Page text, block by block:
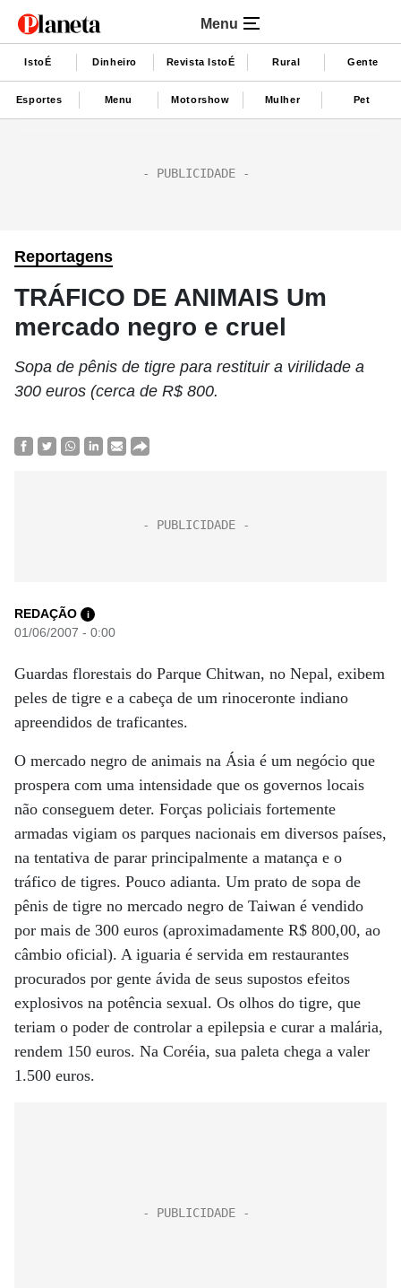
Menu
IstoÉ Dinheiro Revista IstoÉ Rural Gente
Esportes Menu Motorshow Mulher Pet
Reportagens
TRÁFICO DE ANIMAIS Um
mercado negro e cruel
Sopa de pênis de tigre para restituir a virilidade a
300 euros (cerca de R$ 800.
REDAÇÃO i
01/06/2007 - 0:00
Guardas florestais do Parque Chitwan, no Nepal, exibem
peles de tigre e a cabeça de um rinoceronte indiano
apreendidos de traficantes.
O mercado negro de animais na Ásia é um negócio que
prospera com uma intensidade que os governos locais
não conseguem deter. Forças policiais fortemente
armadas vigiam os parques nacionais em diversos países,
na tentativa de parar principalmente a matança e o
tráfico de tigres. Pouco adianta. Um prato de sopa de
pênis de tigre no mercado negro de Taiwan é vendido
por mais de 300 euros (aproximadamente R$ 800,00, ao
câmbio oficial). A iguaria é servida em restaurantes
procurados por gente ávida de seus supostos efeitos
explosivos na potência sexual. Os olhos do tigre, que
teriam o poder de controlar a epilepsia e curar a malária,
rendem 150 euros. Na Coréia, sua paleta chega a valer
1.500 euros.